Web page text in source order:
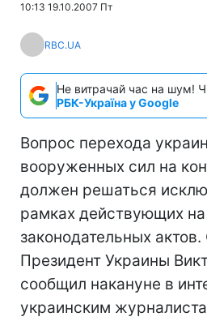
10:13 19.10.2007 Пт
RBC.UA
Не витрачай час на шум!
РБК-Україна у Google
Вопрос перехода
вооруженных сил на
должен решаться
рамках действующих на
законодательных
Президент Украины
сообщил накануне в
украинским